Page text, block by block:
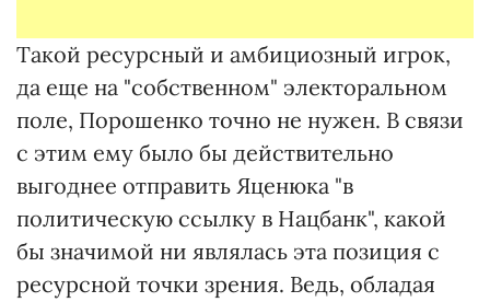
Такой ресурсный и амбициозный игрок,
да еще на "собственном" электоральном
поле, Порошенко точно не нужен. В связи
с этим ему было бы действительно
выгоднее отправить Яценюка "в
политическую ссылку в Нацбанк", какой
бы значимой ни являлась эта позиция с
ресурсной точки зрения. Ведь, обладая